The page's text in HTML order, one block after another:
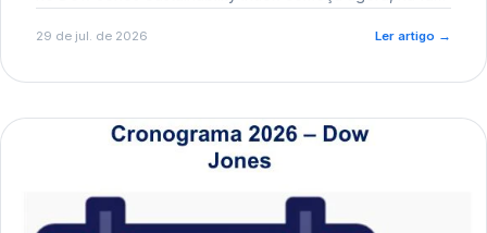
29 de jul. de 2026 Ler artigo →